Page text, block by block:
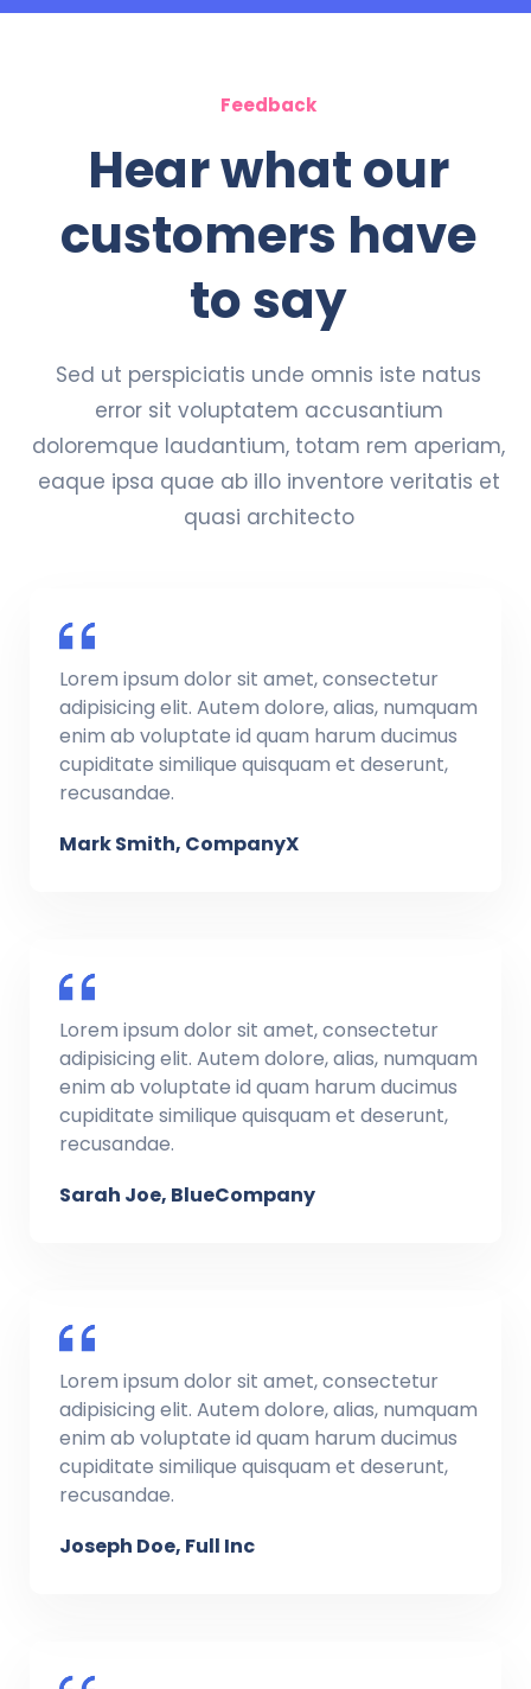
Feedback
Hear what our
customers have
to say
Sed ut perspiciatis unde omnis iste natus
error sit voluptatem accusantium
doloremque laudantium, totam rem aperiam,
eaque ipsa quae ab illo inventore veritatis et
quasi architecto
Lorem ipsum dolor sit amet, consectetur
adipisicing elit. Autem dolore, alias, numquam
enim ab voluptate id quam harum ducimus
cupiditate similique quisquam et deserunt,
recusandae.
Mark Smith, CompanyX
Lorem ipsum dolor sit amet, consectetur
adipisicing elit. Autem dolore, alias, numquam
enim ab voluptate id quam harum ducimus
cupiditate similique quisquam et deserunt,
recusandae.
Sarah Joe, BlueCompany
Lorem ipsum dolor sit amet, consectetur
adipisicing elit. Autem dolore, alias, numquam
enim ab voluptate id quam harum ducimus
cupiditate similique quisquam et deserunt,
recusandae.
Joseph Doe, Full Inc